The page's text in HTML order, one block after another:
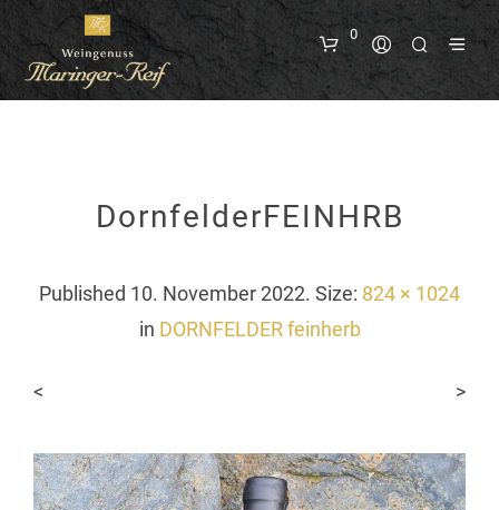
0
DornfelderFEINHRB
Published 10. November 2022. Size: 824 × 1024
in DORNFELDER feinherb
< >